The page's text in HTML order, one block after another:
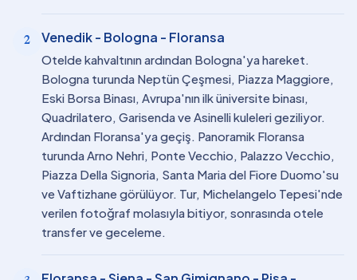
2 Venedik - Bologna - Floransa
Otelde kahvaltının ardından Bologna'ya hareket.
Bologna turunda Neptün Çeşmesi, Piazza Maggiore,
Eski Borsa Binası, Avrupa'nın ilk üniversite binası,
Quadrilatero, Garisenda ve Asinelli kuleleri geziliyor.
Ardından Floransa'ya geçiş. Panoramik Floransa
turunda Arno Nehri, Ponte Vecchio, Palazzo Vecchio,
Piazza Della Signoria, Santa Maria del Fiore Duomo'su
ve Vaftizhane görülüyor. Tur, Michelangelo Tepesi'nde
verilen fotoğraf molasıyla bitiyor, sonrasında otele
transfer ve geceleme.